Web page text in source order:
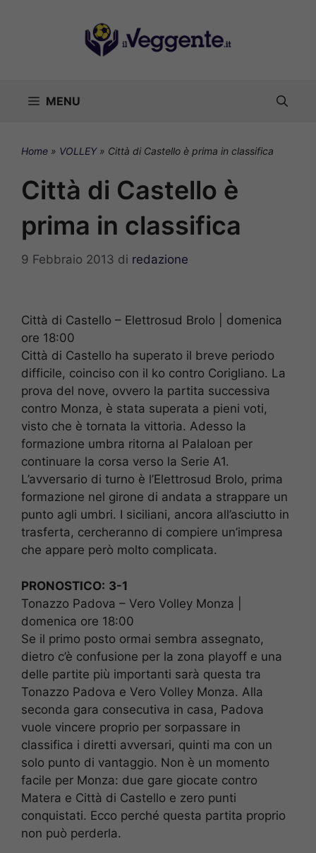
MENU
Home » VOLLEY» Città di Castello è prima in classifica
Città di Castello è
prima in classifica
9 Febbraio 2013 di redazione
Città di Castello – Elettrosud Brolo | domenica
ore 18:00
Città di Castello ha superato il breve periodo
difficile, coinciso con il ko contro Corigliano. La
prova del nove, ovvero la partita successiva
contro Monza, è stata superata a pieni voti,
visto che è tornata la vittoria. Adesso la
formazione umbra ritorna al PalaIoan per
continuare la corsa verso la Serie A1.
L’avversario di turno è l’Elettrosud Brolo, prima
formazione nel girone di andata a strappare un
punto agli umbri. I siciliani, ancora all’asciutto in
trasferta, cercheranno di compiere un’impresa
che appare però molto complicata.
PRONOSTICO: 3-1
Tonazzo Padova – Vero Volley Monza |
domenica ore 18:00
Se il primo posto ormai sembra assegnato,
dietro c’è confusione per la zona playoff e una
delle partite più importanti sarà questa tra
Tonazzo Padova e Vero Volley Monza. Alla
seconda gara consecutiva in casa, Padova
vuole vincere proprio per sorpassare in
classifica i diretti avversari, quinti ma con un
solo punto di vantaggio. Non è un momento
facile per Monza: due gare giocate contro
Matera e Città di Castello e zero punti
conquistati. Ecco perché questa partita proprio
non può perderla.